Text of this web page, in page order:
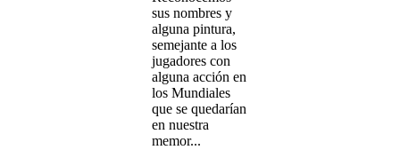
sus nombres y
alguna pintura,
semejante a los
jugadores con
alguna acción en
los Mundiales
que se quedarían
en nuestra
memor...